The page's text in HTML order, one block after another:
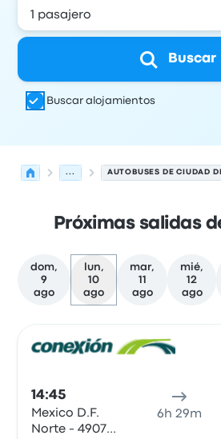
Buscar
Buscar alojamientos
... AUTOBUSES DE CIUDAD
Próximas salidas
dom,
9
ago
lun,
10
ago
mar,
11
ago
mié,
12
ago
14:45
Mexico D.F.
Norte - 4907
6h 29m